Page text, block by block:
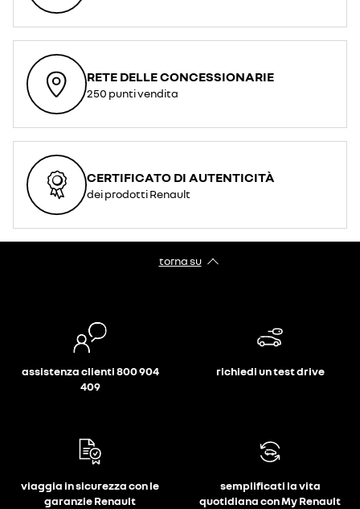
RETE DELLE CONCESSIONARIE
250 punti vendita
CERTIFICATO DI AUTENTICITÀ
dei prodotti Renault
torna su
assistenza clienti 800 904
409
richiedi un test drive
viaggia in sicurezza con le
garanzie Renault
semplificati la vita
quotidiana con My Renault